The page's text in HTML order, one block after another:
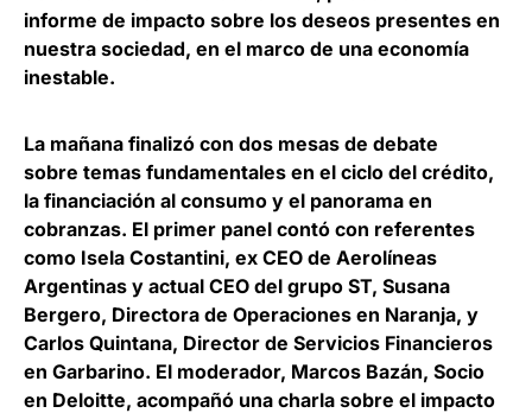
informe de impacto sobre los deseos presentes en
nuestra sociedad, en el marco de una economía
inestable.
La mañana finalizó con dos mesas de debate
sobre temas fundamentales en el ciclo del crédito,
la financiación al consumo y el panorama en
cobranzas. El primer panel contó con referentes
como Isela Costantini, ex CEO de Aerolíneas
Argentinas y actual CEO del grupo ST, Susana
Bergero, Directora de Operaciones en Naranja, y
Carlos Quintana, Director de Servicios Financieros
en Garbarino. El moderador, Marcos Bazán, Socio
en Deloitte, acompañó una charla sobre el impacto